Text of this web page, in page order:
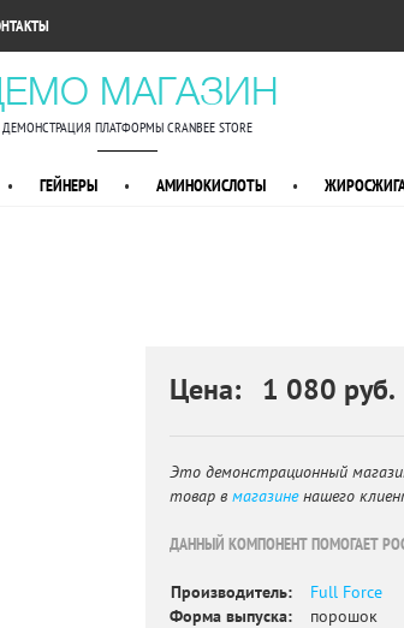
МАГАЗИН
ДЕМОНСТРАЦИЯ ПЛАТФОРМЫ CRANBEE STORE
• ГЕЙНЕРЫ • АМИНОКИСЛОТЫ •
Цена: 1 080 руб.
Это демонстрационный
товар в магазиненашего
ДАННЫЙ КОМПОНЕНТ ПОМОГАЕТ
Производитель:
Full Force
Форма выпуска:
порошок